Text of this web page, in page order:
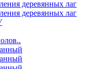
деревянных лаг
деревянных лаг